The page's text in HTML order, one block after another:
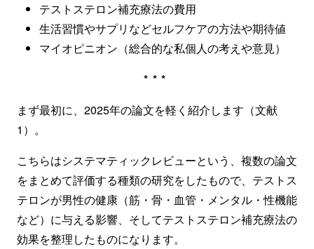
テストステロン補充療法の費用
生活習慣やサプリなどセルフケアの方法や期待値
マイオピニオン（総合的な私個人の考えや意見）
***
まず最初に、2025年の論文を軽く紹介します（文献
1）。
こちらはシステマティックレビューという、複数の論文
をまとめて評価する種類の研究をしたもので、テストス
テロンが男性の健康（筋・骨・血管・メンタル・性機能
など）に与える影響、そしてテストステロン補充療法の
効果を整理したものになります。